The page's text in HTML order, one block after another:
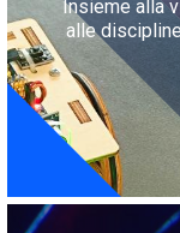
Insieme alla
alle